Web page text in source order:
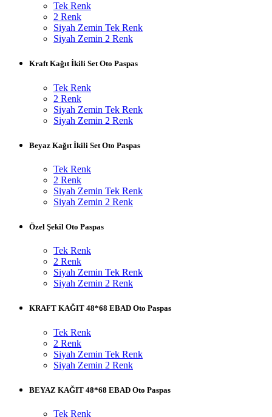
Tek Renk
2 Renk
Siyah Zemin Tek Renk
Siyah Zemin 2 Renk
Kraft Kağıt İkili Set Oto Paspas
Tek Renk
2 Renk
Siyah Zemin Tek Renk
Siyah Zemin 2 Renk
Beyaz Kağıt İkili Set Oto Paspas
Tek Renk
2 Renk
Siyah Zemin Tek Renk
Siyah Zemin 2 Renk
Özel Şekil Oto Paspas
Tek Renk
2 Renk
Siyah Zemin Tek Renk
Siyah Zemin 2 Renk
KRAFT KAĞIT 48*68 EBAD Oto Paspas
Tek Renk
2 Renk
Siyah Zemin Tek Renk
Siyah Zemin 2 Renk
BEYAZ KAĞIT 48*68 EBAD Oto Paspas
Tek Renk